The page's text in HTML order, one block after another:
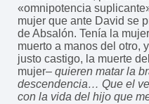
«omnipotencia
mujer que ante David se
de Absalón. Tenía la
muerto a manos del otro,
justo castigo, la muerte
mujer– quieren matar la
descendencia… Que el
con la vida del hijo que